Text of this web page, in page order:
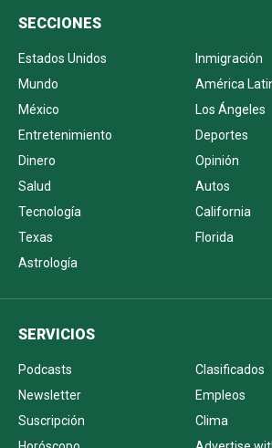
SECCIONES
Estados Unidos
Inmigración
Mundo
América
México
Los Ángeles
Entretenimiento
Deportes
Dinero
Opinión
Salud
Autos
Tecnología
California
Texas
Florida
Astrología
SERVICIOS
Podcasts
Clasificados
Newsletter
Empleos
Suscripción
Clima